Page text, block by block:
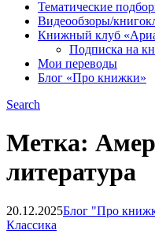
Тематические
Видеообзоры/
Книжный клуб
Подписка на
Мои переводы
Блог «Про книжки»
Search
Метка:
литература
Blog
20.12.2025Блог "Про
Классика